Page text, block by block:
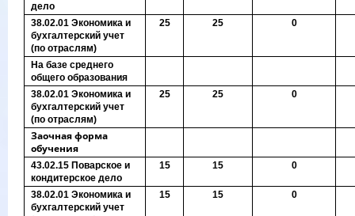
дело
38.02.01 Экономика и
бухгалтерский учет
(по отраслям)
25 25 0
На базе среднего
общего образования
38.02.01 Экономика и
бухгалтерский учет
(по отраслям)
25 25 0
Заочная форма
обучения
43.02.15 Поварское и
кондитерское дело
15 15 0
38.02.01 Экономика и
бухгалтерский учет
15 15 0